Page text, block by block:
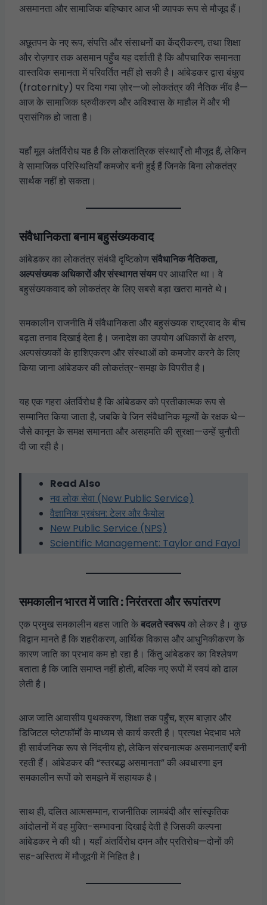
असमानता और सामाजिक बहिष्कार आज भी व्यापक रूप से मौजूद हैं।
अछूतपन के नए रूप, संपत्ति और संसाधनों का केंद्रीकरण, तथा शिक्षा
और रोज़गार तक असमान पहुँच यह दर्शाती है कि औपचारिक समानता
वास्तविक समानता में परिवर्तित नहीं हो सकी है। आंबेडकर द्वारा बंधुत्व
(fraternity) पर दिया गया ज़ोर—जो लोकतंत्र की नैतिक नींव है—
आज के सामाजिक ध्रुवीकरण और अविश्वास के माहौल में और भी
प्रासंगिक हो जाता है।
यहाँ मूल अंतर्विरोध यह है कि लोकतांत्रिक संस्थाएँ तो मौजूद हैं, लेकिन
वे सामाजिक परिस्थितियाँ कमजोर बनी हुई हैं जिनके बिना लोकतंत्र
सार्थक नहीं हो सकता।
संवैधानिकता बनाम बहुसंख्यकवाद
आंबेडकर का लोकतंत्र संबंधी दृष्टिकोणसंवैधानिक नैतिकता,
अल्पसंख्यक अधिकारों और संस्थागत संयमपर आधारित था। वे
बहुसंख्यकवाद को लोकतंत्र के लिए सबसे बड़ा खतरा मानते थे।
समकालीन राजनीति में संवैधानिकता और बहुसंख्यक राष्ट्रवाद के बीच
बढ़ता तनाव दिखाई देता है। जनादेश का उपयोग अधिकारों के क्षरण,
अल्पसंख्यकों के हाशिएकरण और संस्थाओं को कमजोर करने के लिए
किया जाना आंबेडकर की लोकतंत्र-समझ के विपरीत है।
यह एक गहरा अंतर्विरोध है कि आंबेडकर को प्रतीकात्मक रूप से
सम्मानित किया जाता है, जबकि वे जिन संवैधानिक मूल्यों के रक्षक थे—
जैसे कानून के समक्ष समानता और असहमति की सुरक्षा—उन्हें चुनौती
दी जा रही है।
Read Also
नव लोक सेवा (New Public Service)
वैज्ञानिक प्रबंधन: टेलर और फैयोल
New Public Service (NPS)
Scientific Management: Taylor and Fayol
समकालीन भारत में जाति : निरंतरता और रूपांतरण
एक प्रमुख समकालीन बहस जाति केबदलते स्वरूपको लेकर है। कुछ
विद्वान मानते हैं कि शहरीकरण, आर्थिक विकास और आधुनिकीकरण के
कारण जाति का प्रभाव कम हो रहा है। किंतु आंबेडकर का विश्लेषण
बताता है कि जाति समाप्त नहीं होती, बल्कि नए रूपों में स्वयं को ढाल
लेती है।
आज जाति आवासीय पृथक्करण, शिक्षा तक पहुँच, श्रम बाज़ार और
डिजिटल प्लेटफॉर्मों के माध्यम से कार्य करती है। प्रत्यक्ष भेदभाव भले
ही सार्वजनिक रूप से निंदनीय हो, लेकिन संरचनात्मक असमानताएँ बनी
रहती हैं। आंबेडकर की “स्तरबद्ध असमानता” की अवधारणा इन
समकालीन रूपों को समझने में सहायक है।
साथ ही, दलित आत्मसम्मान, राजनीतिक लामबंदी और सांस्कृतिक
आंदोलनों में वह मुक्ति-सम्भावना दिखाई देती है जिसकी कल्पना
आंबेडकर ने की थी। यहाँ अंतर्विरोध दमन और प्रतिरोध—दोनों की
सह-अस्तित्व में मौजूदगी में निहित है।